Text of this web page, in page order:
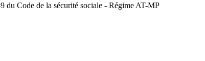
du Code de la sécurité sociale - Régime AT-MP